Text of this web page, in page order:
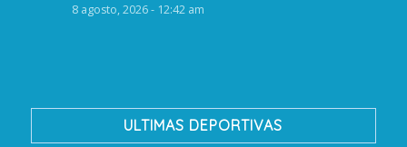
8 agosto, 2026 - 12:42 am
ULTIMAS DEPORTIVAS